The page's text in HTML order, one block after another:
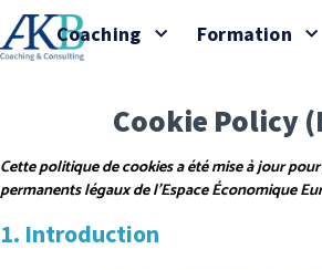
Coaching Formation
Cookie Policy
Cette politique de cookies a été mise à jour
permanents légaux de l’Espace Économique
1. Introduction